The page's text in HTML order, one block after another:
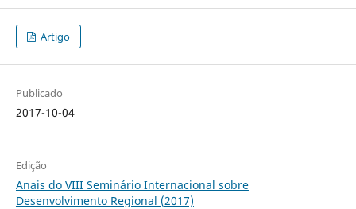
Artigo
Publicado
2017-10-04
Edição
Anais do VIII Seminário Internacional sobre
Desenvolvimento Regional (2017)